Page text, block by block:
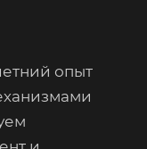
опыт